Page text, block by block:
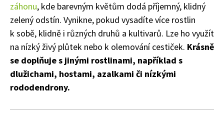
záhonu, kde barevným květům dodá příjemný, klidný
zelený odstín. Vynikne, pokud vysadíte více rostlin
k sobě, klidně i různých druhů a kultivarů. Lze ho využít
na nízký živý plůtek nebo k olemování cestiček. Krásně
se doplňuje s jinými rostlinami, například s
dlužichami, hostami, azalkami či nízkými
rododendrony.